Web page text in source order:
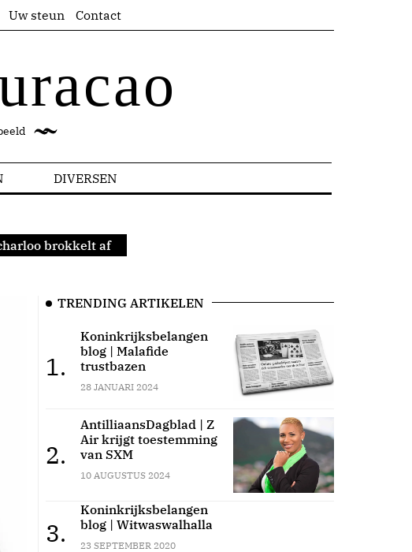
Uw steun Contact
DIVERSEN
brokkelt af
TRENDING ARTIKELEN
1.
Koninkrijksbelangen
blog | Malafide
trustbazen
28 JANUARI 2024
2.
AntilliaansDagblad | Z
Air krijgt toestemming
van SXM
10 AUGUSTUS 2024
3.
Koninkrijksbelangen
blog | Witwaswalhalla
23 SEPTEMBER 2020